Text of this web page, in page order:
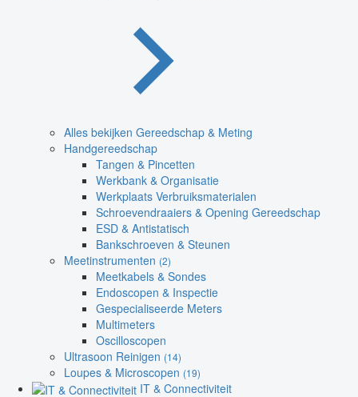
Alles bekijken Gereedschap & Meting
Handgereedschap
Tangen & Pincetten
Werkbank & Organisatie
Werkplaats Verbruiksmaterialen
Schroevendraaiers & Opening Gereedschap
ESD & Antistatisch
Bankschroeven & Steunen
Meetinstrumenten (2)
Meetkabels & Sondes
Endoscopen & Inspectie
Gespecialiseerde Meters
Multimeters
Oscilloscopen
Ultrasoon Reinigen (14)
Loupes & Microscopen (19)
IT & Connectiviteit